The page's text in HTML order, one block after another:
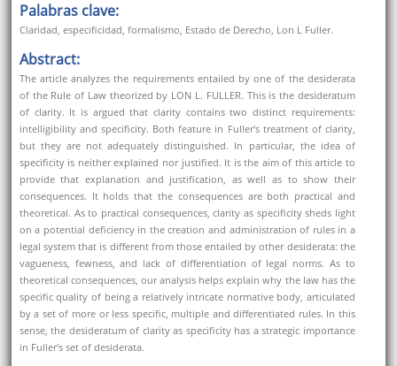
Palabras clave:
Claridad, especificidad, formalismo, Estado de Derecho, Lon L Fuller.
Abstract:
The article analyzes the requirements entailed by one of the desiderata
of the Rule of Law theorized by LON L. FULLER. This is the desideratum
of clarity. It is argued that clarity contains two distinct requirements:
intelligibility and specificity. Both feature in Fuller's treatment of clarity,
but they are not adequately distinguished. In particular, the idea of
specificity is neither explained nor justified. It is the aim of this article to
provide that explanation and justification, as well as to show their
consequences. It holds that the consequences are both practical and
theoretical. As to practical consequences, clarity as specificity sheds light
on a potential deficiency in the creation and administration of rules in a
legal system that is different from those entailed by other desiderata: the
vagueness, fewness, and lack of differentiation of legal norms. As to
theoretical consequences, our analysis helps explain why the law has the
specific quality of being a relatively intricate normative body, articulated
by a set of more or less specific, multiple and differentiated rules. In this
sense, the desideratum of clarity as specificity has a strategic importance
in Fuller's set of desiderata.